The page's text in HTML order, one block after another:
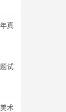
真
试
术